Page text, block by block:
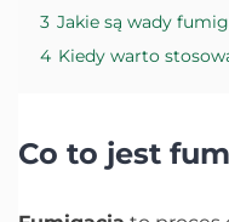
3 Jakie są wady
4 Kiedy warto
Co to jest